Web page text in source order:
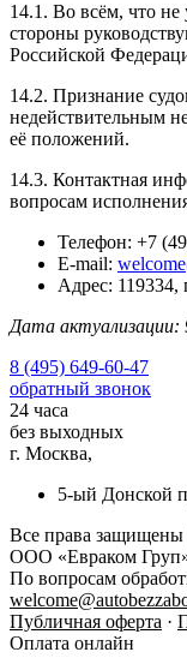
14.1. Во всём, что
стороны
Российской
14.2. Признание
недействительным
её положений.
14.3. Контактная
вопросам
Телефон: +7
E-mail:
Адрес: 119334,
Дата актуализации:
8 (495) 649-60-47
обратный звонок
24 часа
без выходных
г. Москва,
5-ый Донской
Все права
ООО «Евраком
По вопросам
Публичная оферта ·
Оплата онлайн